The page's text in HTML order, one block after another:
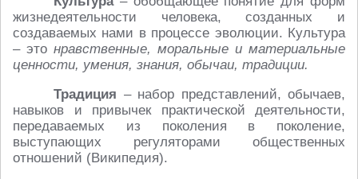
жизнедеятельности человека, созданных и
создаваемых нами в процессе эволюции. Культура
– это нравственные, моральные и материальные
ценности, умения, знания, обычаи, традиции.
Традиция – набор представлений, обычаев,
навыков и привычек практической деятельности,
передаваемых из поколения в поколение,
выступающих регуляторами общественных
отношений (Википедия).